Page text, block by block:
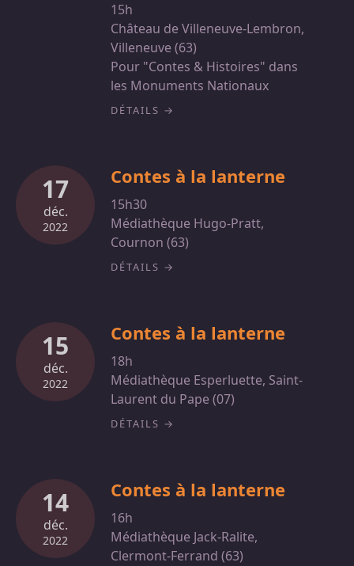
15h
Château de Villeneuve-Lembron,
Villeneuve (63)
Pour "Contes & Histoires" dans
les Monuments Nationaux
DÉTAILS
17
déc.
2022
Contes à la lanterne
15h30
Médiathèque Hugo-Pratt,
Cournon (63)
DÉTAILS
15
déc.
2022
Contes à la lanterne
18h
Médiathèque Esperluette, Saint-
Laurent du Pape (07)
DÉTAILS
14
déc.
2022
Contes à la lanterne
16h
Médiathèque Jack-Ralite,
Clermont-Ferrand (63)